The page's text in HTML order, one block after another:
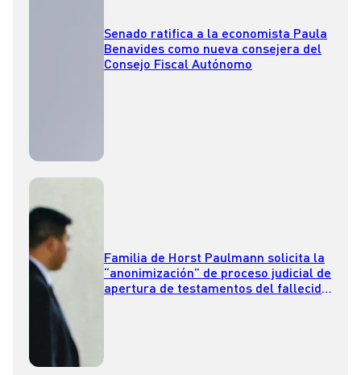
Senado ratifica a la economista Paula
Benavides como nueva consejera del
Consejo Fiscal Autónomo
Familia de Horst Paulmann solicita la
“anonimización” de proceso judicial de
apertura de testamentos del fallecido